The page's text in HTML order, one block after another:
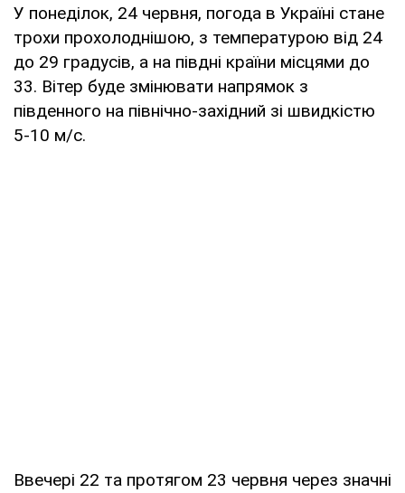
У понеділок, 24 червня, погода в Україні стане
трохи прохолоднішою, з температурою від 24
до 29 градусів, а на півдні країни місцями до
33. Вітер буде змінювати напрямок з
південного на північно-західний зі швидкістю
5-10 м/с.
Ввечері 22 та протягом 23 червня через значні